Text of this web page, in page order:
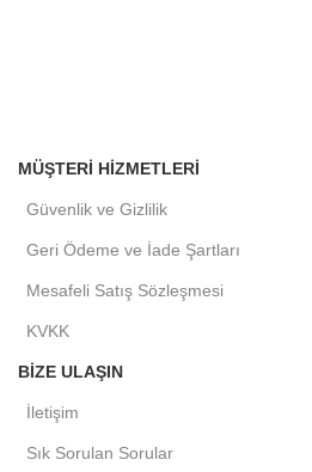
MÜŞTERI HIZMETLERI
Güvenlik ve Gizlilik
Geri Ödeme ve İade Şartları
Mesafeli Satış Sözleşmesi
KVKK
BIZE ULAŞIN
İletişim
Sık Sorulan Sorular